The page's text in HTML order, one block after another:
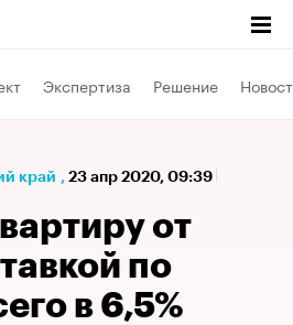
Экспертиза Решение
край , 23 апр 2020, 09:39
от
по
в 6,5%